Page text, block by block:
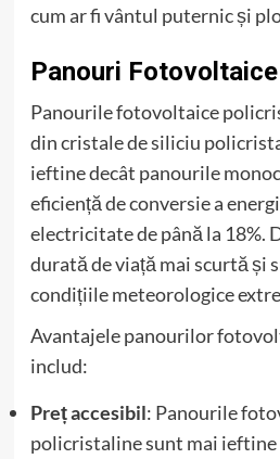
cum ar fi vântul puternic și
Panouri
Panourile fotovoltaice
din cristale de siliciu
ieftine decât panourile
eficiență de conversie a
electricitate de până la 18%.
durată de viață mai scurtă și
condițiile meteorologice
Avantajele panourilor
includ:
Preț accesibil: Panourile
policristaline sunt mai